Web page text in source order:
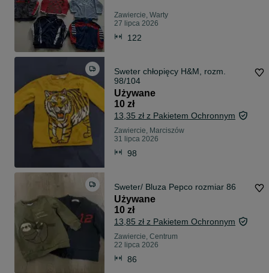
Zawiercie, Warty
27 lipca 2026
122
Sweter chłopięcy H&M, rozm.
98/104
Używane
10 zł
13,35 zł z Pakietem Ochronnym
Zawiercie, Marciszów
31 lipca 2026
98
Sweter/ Bluza Pepco rozmiar 86
Używane
10 zł
13,85 zł z Pakietem Ochronnym
Zawiercie, Centrum
22 lipca 2026
86